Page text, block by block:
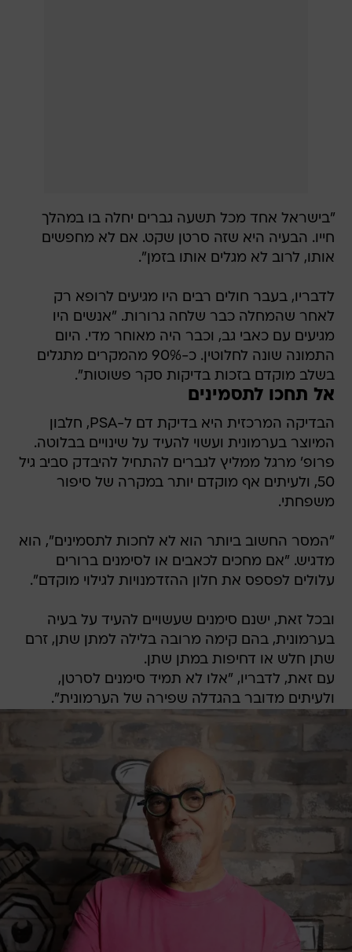
"בישראל אחד מכל תשעה גברים יחלה בו במהלך
חייו. הבעיה היא שזה סרטן שקט. אם לא מחפשים
אותו, לרוב לא מגלים אותו בזמן".
לדבריו, בעבר חולים רבים היו מגיעים לרופא רק
לאחר שהמחלה כבר שלחה גרורות. "אנשים היו
מגיעים עם כאבי גב, וכבר היה מאוחר מדי. היום
התמונה שונה לחלוטין. כ-90% מהמקרים מתגלים
בשלב מוקדם בזכות בדיקות סקר פשוטות".
אל תחכו לתסמינים
הבדיקה המרכזית היא בדיקת דם ל-PSA, חלבון
המיוצר בערמונית ועשוי להעיד על שינויים בבלוטה.
פרופ' מרגל ממליץ לגברים להתחיל להיבדק סביב גיל
50, ולעיתים אף מוקדם יותר במקרה של סיפור
משפחתי.
"המסר החשוב ביותר הוא לא לחכות לתסמינים", הוא
מדגיש. "אם מחכים לכאבים או לסימנים ברורים
עלולים לפספס את חלון ההזדמנויות לגילוי מוקדם".
ובכל זאת, ישנם סימנים שעשויים להעיד על בעיה
בערמונית, בהם קימה מרובה בלילה למתן שתן, זרם
שתן חלש או דחיפות במתן שתן.
עם זאת, לדבריו, "אלו לא תמיד סימנים לסרטן,
ולעיתים מדובר בהגדלה שפירה של הערמונית".